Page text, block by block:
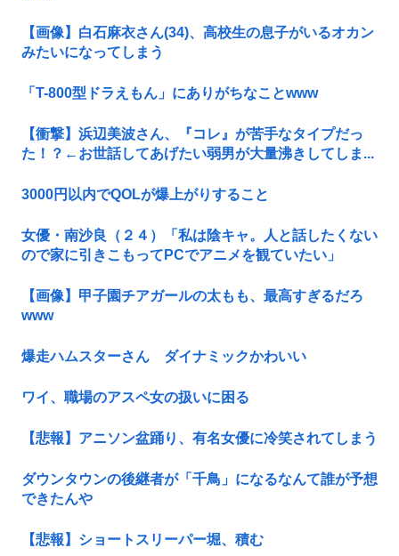
【画像】白石麻衣さん(34)、高校生の息子がいるオカン
みたいになってしまう
「T-800型ドラえもん」にありがちなことwww
【衝撃】浜辺美波さん、『コレ』が苦手なタイプだっ
た！？←お世話してあげたい弱男が大量沸きしてしま...
3000円以内でQOLが爆上がりすること
女優・南沙良（２４）「私は陰キャ。人と話したくない
ので家に引きこもってPCでアニメを観ていたい」
【画像】甲子園チアガールの太もも、最高すぎるだろ
www
爆走ハムスターさん ダイナミックかわいい
ワイ、職場のアスペ女の扱いに困る
【悲報】アニソン盆踊り、有名女優に冷笑されてしまう
ダウンタウンの後継者が「千鳥」になるなんて誰が予想
できたんや
【悲報】ショートスリーパー堀、積む